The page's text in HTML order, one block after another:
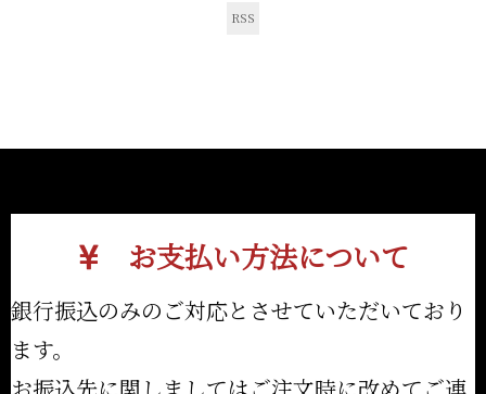
RSS
お支払い方法について
銀行振込のみのご対応とさせていただいており
ます。
お振込先に関しましてはご注文時に改めてご連